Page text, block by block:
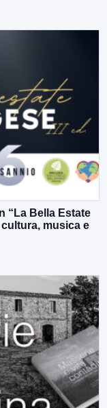
“La Bella Estate
musica e